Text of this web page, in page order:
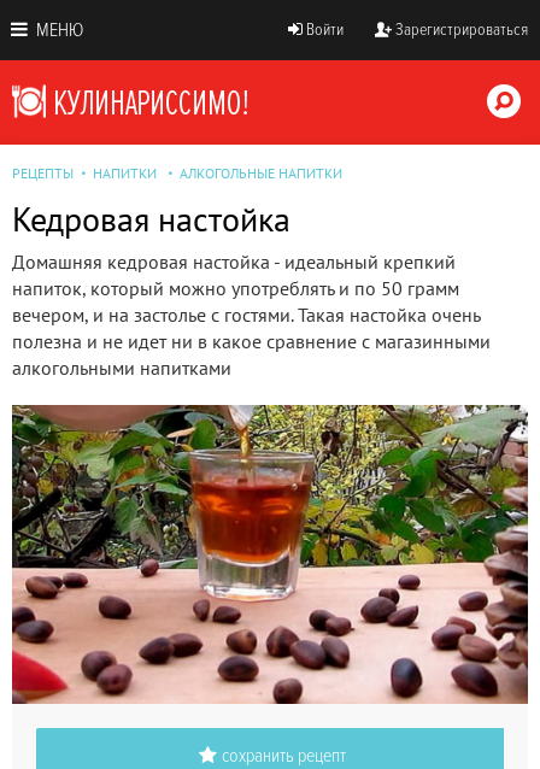
МЕНЮ Войти Зарегистрироваться
РЕЦЕПТЫ НАПИТКИ АЛКОГОЛЬНЫЕ НАПИТКИ
Кедровая настойка
Домашняя кедровая настойка - идеальный крепкий
напиток, который можно употреблять и по 50 грамм
вечером, и на застолье с гостями. Такая настойка очень
полезна и не идет ни в какое сравнение с магазинными
алкогольными напитками
сохранить рецепт